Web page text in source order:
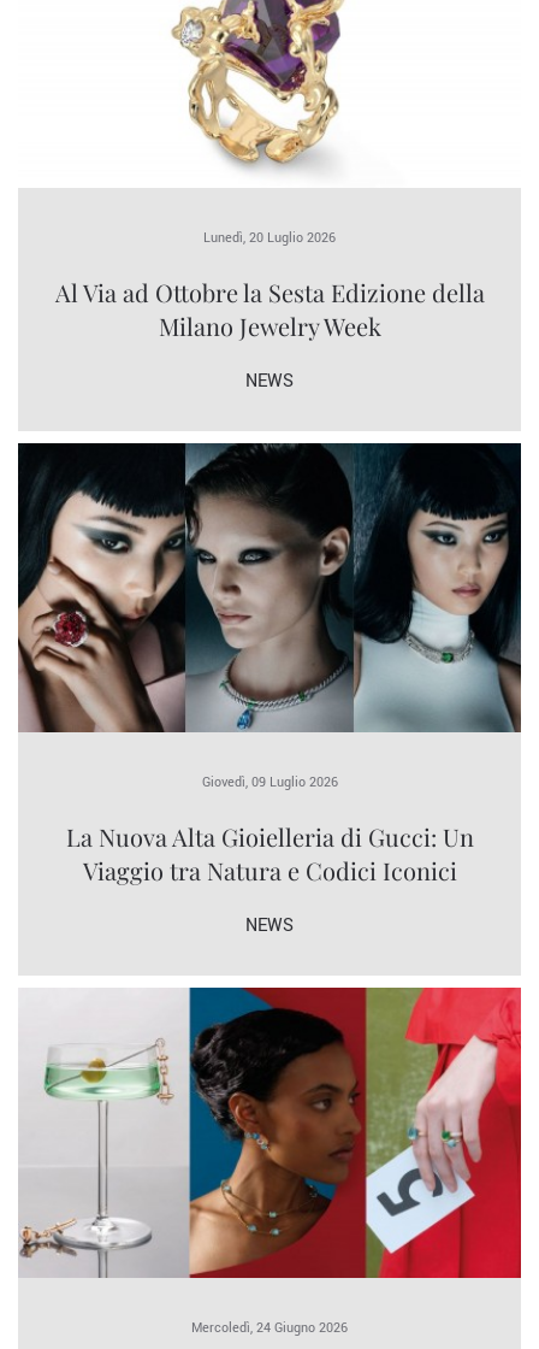
Lunedì, 20 Luglio 2026
Al Via ad Ottobre la Sesta Edizione della
Milano Jewelry Week
NEWS
Giovedì, 09 Luglio 2026
La Nuova Alta Gioielleria di Gucci: Un
Viaggio tra Natura e Codici Iconici
NEWS
Mercoledì, 24 Giugno 2026